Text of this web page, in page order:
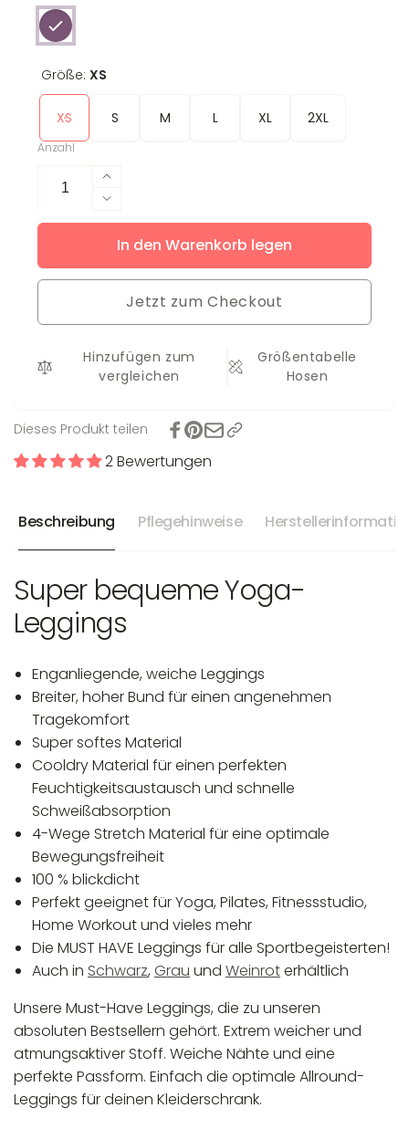
Größe: XS
XS S M L XL 2XL
Anzahl
Erhöhe
die
Menge
für
Charly
Verringere
die
Menge
für
Leggings
Charly
In den Warenkorb legen
Jetzt zum Checkout
Hinzufügen zum
vergleichen
Größentabelle
Hosen
Dieses Produkt teilen
2 Bewertungen
Beschreibung Pflegehinweise
Super bequeme Yoga-
Leggings
Enganliegende, weiche Leggings
Breiter, hoher Bund für einen angenehmen
Tragekomfort
Super softes Material
Cooldry Material für einen perfekten
Feuchtigkeitsaustausch und schnelle
Schweißabsorption
4-Wege Stretch Material für eine optimale
Bewegungsfreiheit
100 % blickdicht
Perfekt geeignet für Yoga, Pilates, Fitnessstudio,
Home Workout und vieles mehr
Die MUST HAVE Leggings für alle Sportbegeisterten!
Auch in Schwarz, Grau und Weinroterhältlich
Unsere Must-Have Leggings, die zu unseren
absoluten Bestsellern gehört. Extrem weicher und
atmungsaktiver Stoff. Weiche Nähte und eine
perfekte Passform. Einfach die optimale Allround-
Leggings für deinen Kleiderschrank.